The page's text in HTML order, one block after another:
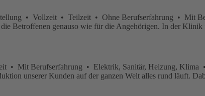
• Vollzeit • Teilzeit • Ohne Berufserfahrung • Mit
Betroffenen genauso wie für die Angehörigen. In der
Mit Berufserfahrung • Elektrik, Sanitär, Heizung, Klima
unserer Kunden auf der ganzen Welt alles rund läuft.